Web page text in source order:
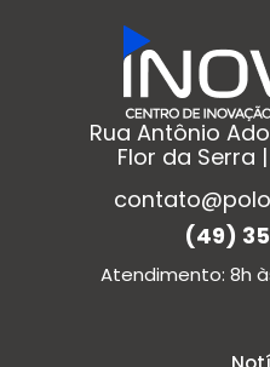
Rua Antônio
Flor da Serra
(49)
Atendimento: 8h